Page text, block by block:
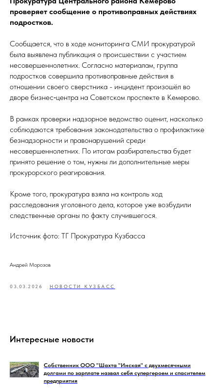
проверяет сообщение о противоправных действиях
подростков.
Сообщается, что в ходе мониторинга СМИ прокуратурой
была выявлена публикация о происшествии с участием
несовершеннолетних. Согласно материалам, группа
подростков совершила противоправные действия в
отношении своего сверстника - инцидент произошёл во
дворе бизнес‑центра на Советском проспекте в Кемерово.
В рамках проверки надзорное ведомство оценит, насколько
соблюдаются требования законодательства о профилактике
безнадзорности и правонарушений среди
несовершеннолетних. По итогам разбирательства будет
принято решение о том, нужны ли дополнительные меры
прокурорского реагирования.
Кроме того, прокуратура взяла на контроль ход
расследования уголовного дела, которое уже возбудили
следственные органы по факту случившегося.
Источник фото: ТГ Прокуратура Кузбасса
Андрей Морозов
03.03.2026 НОВОСТИ КУЗБАСС
Интересные новости
Собственник ООО "Шахта "Инская" с двухмесячными
долгами по зарплате назвал себя супергероем и спасителем
предприятия